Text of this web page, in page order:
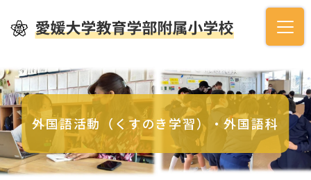
外国語活動（くすのき学習）・外国語科